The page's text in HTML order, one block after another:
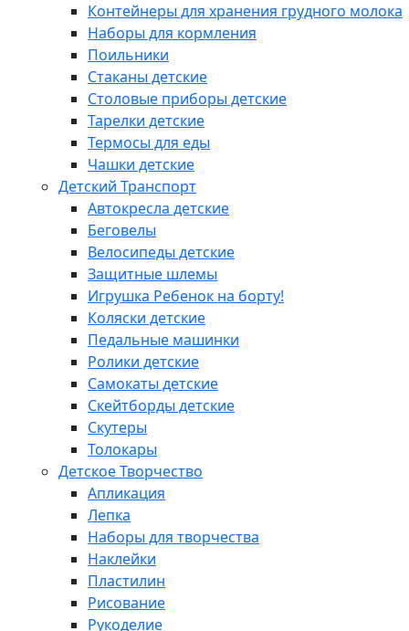
Контейнеры для хранения грудного молока
Наборы для кормления
Поильники
Стаканы детские
Столовые приборы детские
Тарелки детские
Термосы для еды
Чашки детские
Детский Транспорт
Автокресла детские
Беговелы
Велосипеды детские
Защитные шлемы
Игрушка Ребенок на борту!
Коляски детские
Педальные машинки
Ролики детские
Самокаты детские
Скейтборды детские
Скутеры
Толокары
Детское Творчество
Апликация
Лепка
Наборы для творчества
Наклейки
Пластилин
Рисование
Рукоделие